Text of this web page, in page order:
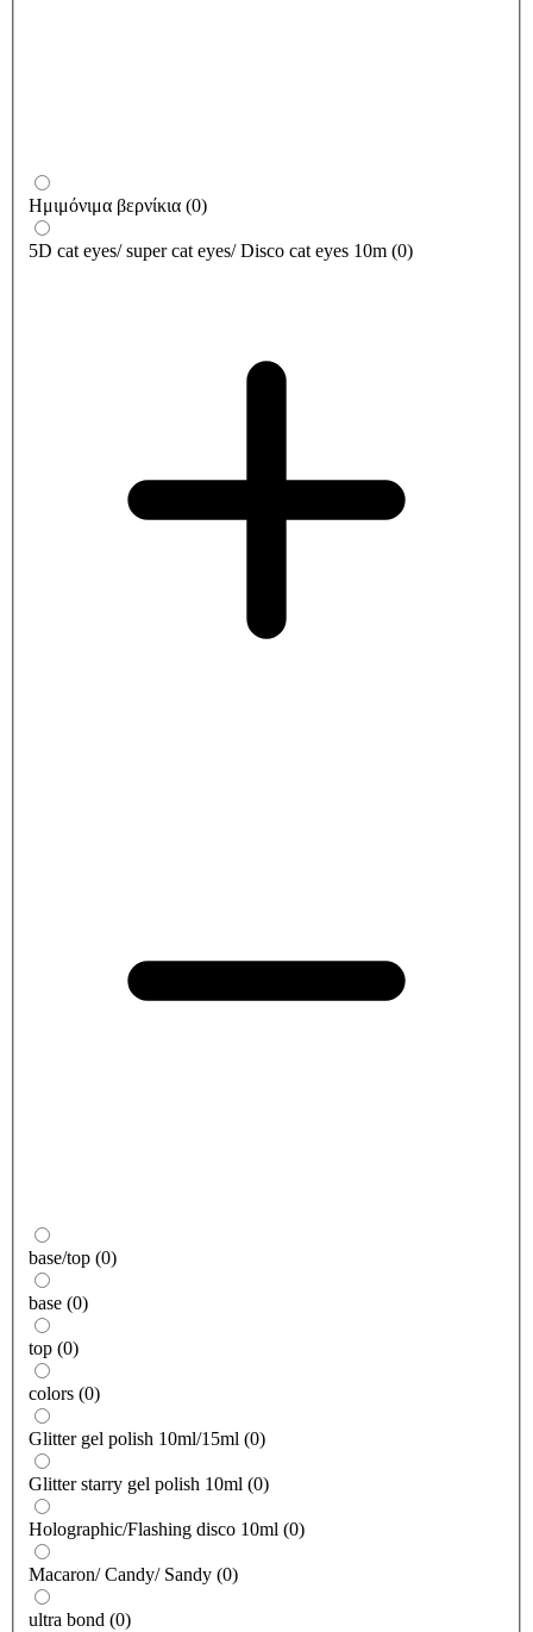
Ημιμόνιμα βερνίκια (0)
5D cat eyes/ super cat eyes/ Disco cat eyes 10m (0)
base/top (0)
base (0)
top (0)
colors (0)
Glitter gel polish 10ml/15ml (0)
Glitter starry gel polish 10ml (0)
Holographic/Flashing disco 10ml (0)
Macaron/ Candy/ Sandy (0)
ultra bond (0)